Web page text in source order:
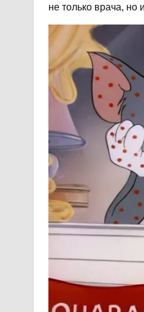
не только врача,